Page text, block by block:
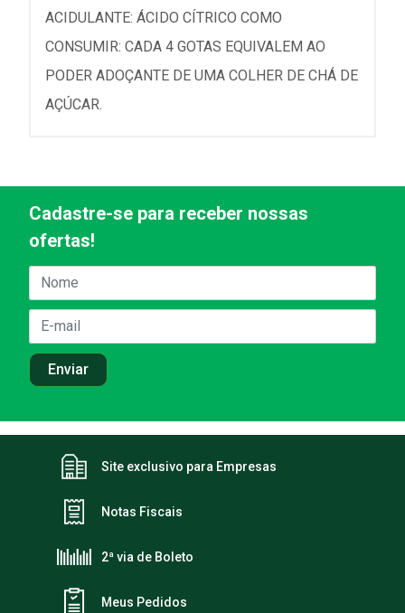
ACIDULANTE: ÁCIDO CÍTRICO COMO
CONSUMIR: CADA 4 GOTAS EQUIVALEM AO
PODER ADOÇANTE DE UMA COLHER DE CHÁ DE
AÇÚCAR.
Cadastre-se para receber nossas
ofertas!
Site exclusivo para Empresas
Notas Fiscais
2ª via de Boleto
Meus Pedidos